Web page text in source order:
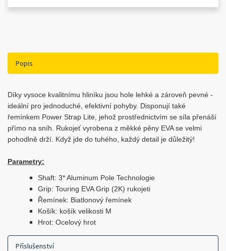
Popis
Díky vysoce kvalitnímu hliníku jsou hole lehké a zároveň pevné -
ideální pro jednoduché, efektivní pohyby. Disponují také
řemínkem Power Strap Lite, jehož prostřednictvím se síla přenáší
přímo na sníh. Rukojeť vyrobena z měkké pěny EVA se velmi
pohodlně drží. Když jde do tuhého, každý detail je důležitý!
Parametry:
Shaft: 3* Aluminum Pole Technologie
Grip: Touring EVA Grip (2K) rukojeti
Řemínek: Biatlonový řemínek
Košík: košík velikosti M
Hrot: Ocelový hrot
Příslušenství